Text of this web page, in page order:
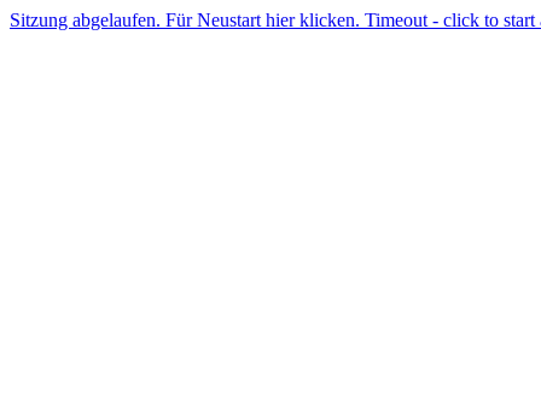
Sitzung abgelaufen. Für Neustart hier klicken. Timeout - click to start